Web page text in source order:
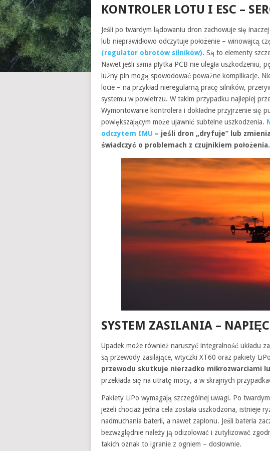
KONTROLER LOTU I ESC –
Jeśli po twardym lądowaniu dron zachowuje się
lub nieprawidłowo odczytuje położenie – winowajcą
(regulator obrotów silników). Są to elementy
Nawet jeśli sama płytka PCB nie uległa uszkodzeniu,
luźny pin mogą spowodować poważne komplikacje.
locie – na przykład nieregularną pracę silników,
systemu w powietrzu. W takim przypadku najlepiej
Wymontowanie kontrolera i dokładne przyjrzenie się
powiększającym może ujawnić subtelne uszkodzenia.
odczytem IMU – jeśli dron „dryfuje” lub
świadczyć o problemach z czujnikiem położenia.
SYSTEM ZASILANIA –
Upadek może również naruszyć integralność układu
są przewody zasilające, wtyczki XT60 oraz pakiety
przewodu skutkuje nierzadko mikrozwarciami
przekłada się na utratę mocy, a w skrajnych
Pakiety LiPo wymagają szczególnej uwagi. Po
jeżeli chociaż jedna cela została uszkodzona, istnieje
nadmuchania baterii, a nawet zapłonu. Jeśli bateria
bezwzględnie należy ją odizolować i zutylizować
takich oznak to igranie z ogniem – dosłownie.